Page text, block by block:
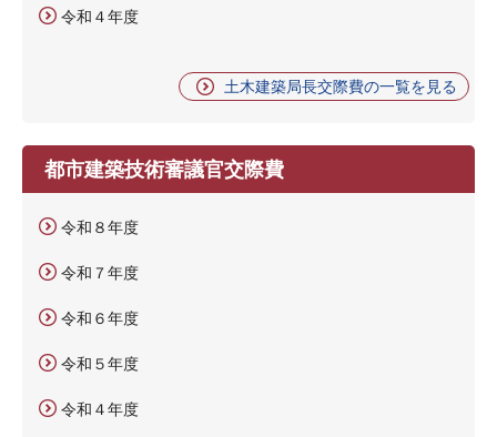
令和４年度
土木建築局長交際費の一覧を見る
都市建築技術審議官交際費
令和８年度
令和７年度
令和６年度
令和５年度
令和４年度